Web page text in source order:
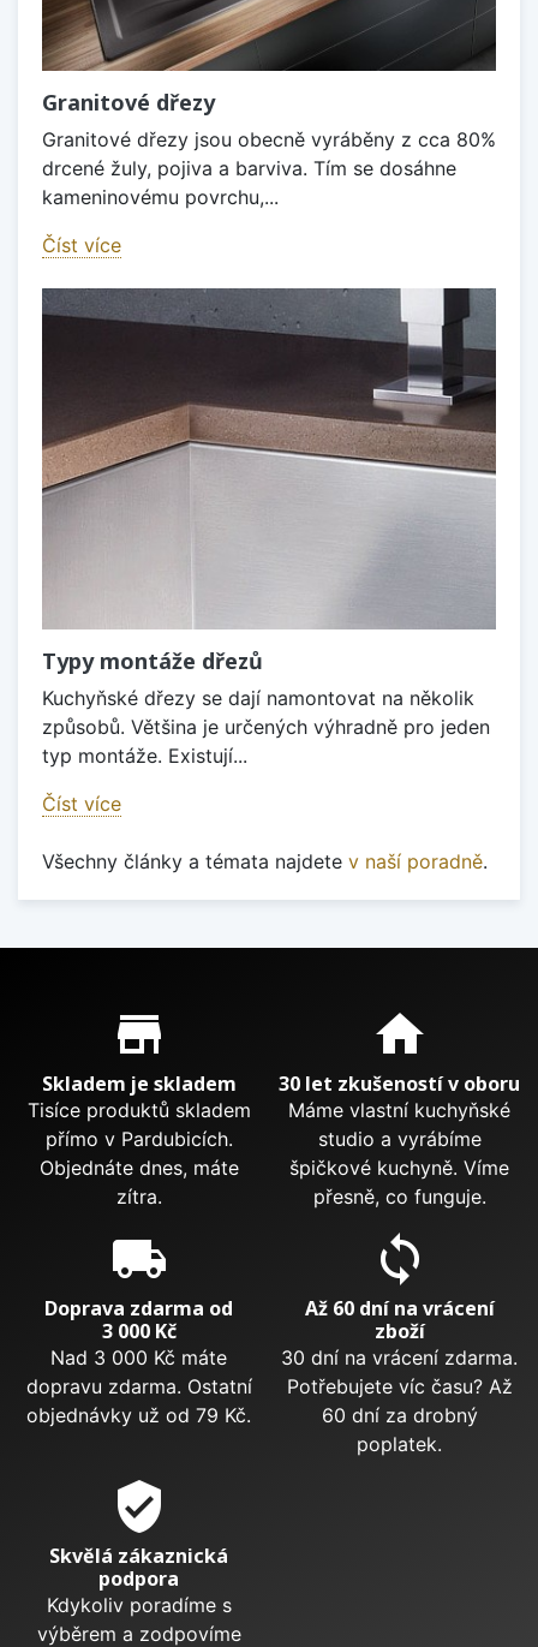
Granitové dřezy
Granitové dřezy jsou obecně vyráběny z cca 80%
drcené žuly, pojiva a barviva. Tím se dosáhne
kameninovému povrchu,...
Číst více
Typy montáže dřezů
Kuchyňské dřezy se dají namontovat na několik
způsobů. Většina je určených výhradně pro jeden
typ montáže. Existují...
Číst více
Všechny články a témata najdete v naší poradně.
Proč nakupovat u nás?
store_mall_directory
Skladem je skladem
Tisíce produktů skladem
přímo v Pardubicích.
Objednáte dnes, máte
zítra.
home
30 let zkušeností v oboru
Máme vlastní kuchyňské
studio a vyrábíme
špičkové kuchyně. Víme
přesně, co funguje.
local_shipping
Doprava zdarma od
3 000 Kč
Nad 3 000 Kč máte
dopravu zdarma. Ostatní
objednávky už od 79 Kč.
sync
Až 60 dní na vrácení
zboží
30 dní na vrácení zdarma.
Potřebujete víc času? Až
60 dní za drobný
poplatek.
verified_user
Skvělá zákaznická
podpora
Kdykoliv poradíme s
výběrem a zodpovíme